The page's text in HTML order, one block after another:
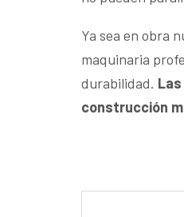
Ya sea en obra
maquinaria
durabilidad.
construcción